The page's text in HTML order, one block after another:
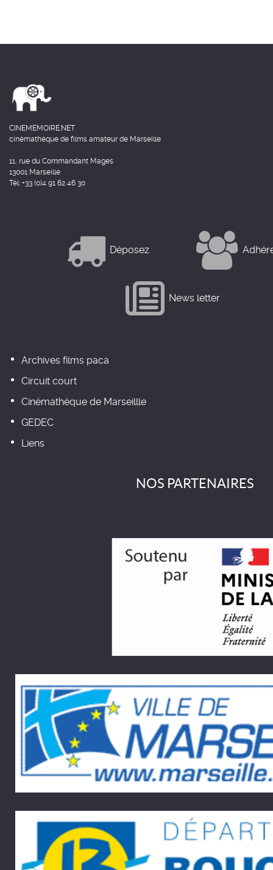
CINEMEMOIRE.NET
cinémathèque de films amateur de Marseille
11, rue du Commandant Mages
13001 Marseille
Tél: +33 (0)4 91 62 46 30
Déposez
News letter
Archives films paca
Circuit court
Cinémathèque de Marseillle
GEDEC
Liens
NOS PARTENAIRES